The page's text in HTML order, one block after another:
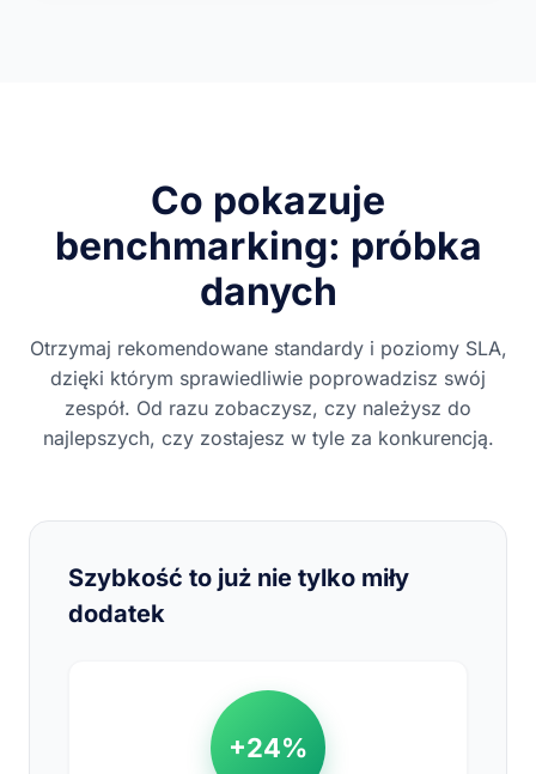
Co pokazuje
benchmarking: próbka
danych
Otrzymaj rekomendowane standardy i poziomy SLA,
dzięki którym sprawiedliwie poprowadzisz swój
zespół. Od razu zobaczysz, czy należysz do
najlepszych, czy zostajesz w tyle za konkurencją.
Szybkość to już nie tylko miły
dodatek
+24%